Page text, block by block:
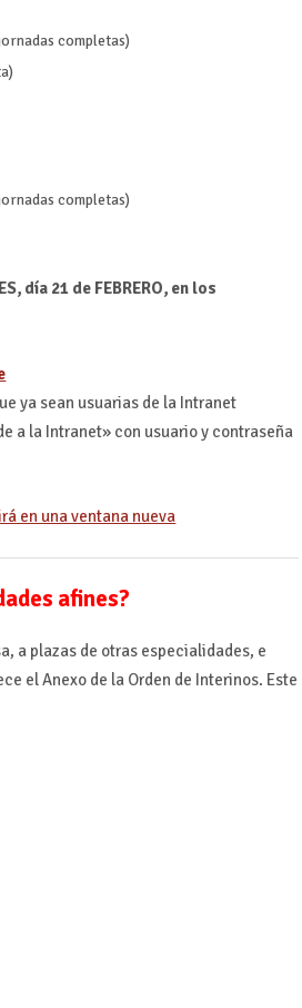
completas)
completas)
día 21 de FEBRERO, en los
ya sean usuarias de la Intranet
a la Intranet» con usuario y contraseña
afines?
a plazas de otras especialidades, e
el Anexo de la Orden de Interinos. Este